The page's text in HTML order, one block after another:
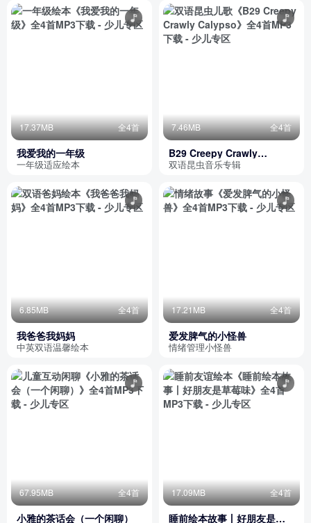
17.37MB 全4首
我爱我的一年级
一年级适应绘本
7.46MB 全4首
B29 Creepy Crawly
Calypso
双语昆虫音乐专辑
6.85MB 全4首
我爸爸我妈妈
中英双语温馨绘本
17.21MB 全4首
爱发脾气的小怪兽
情绪管理小怪兽
67.95MB 全4首
小雅的茶话会（一个闲聊）
17.09MB 全4首
睡前绘本故事丨好朋友是草